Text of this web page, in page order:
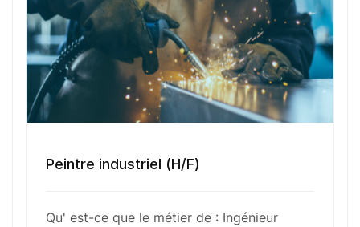
Ces métiers peuvent vous intéresser
Toutes nos fiches métiers
Envie de commencer
l’aventure avecnous
Peintre industriel (H/F)
Qu' est-ce que le métier de : Ingénieur